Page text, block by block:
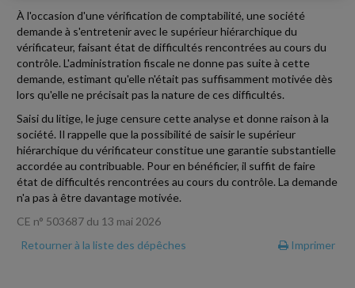
À l'occasion d'une vérification de comptabilité, une société
demande à s'entretenir avec le supérieur hiérarchique du
vérificateur, faisant état de difficultés rencontrées au cours du
contrôle. L'administration fiscale ne donne pas suite à cette
demande, estimant qu'elle n'était pas suffisamment motivée dès
lors qu'elle ne précisait pas la nature de ces difficultés.
Saisi du litige, le juge censure cette analyse et donne raison à la
société. Il rappelle que la possibilité de saisir le supérieur
hiérarchique du vérificateur constitue une garantie substantielle
accordée au contribuable. Pour en bénéficier, il suffit de faire
état de difficultés rencontrées au cours du contrôle. La demande
n'a pas à être davantage motivée.
CE n° 503687 du 13 mai 2026
Retourner à la liste des dépêches
Imprimer